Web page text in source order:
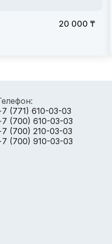
20 000 ₸
(771) 610-03-03
(700) 610-03-03
(700) 210-03-03
(700) 910-03-03